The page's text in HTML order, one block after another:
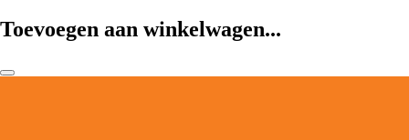
Toevoegen aan winkelwagen...